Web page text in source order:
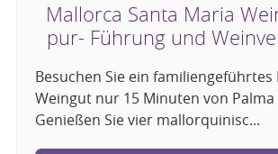
Mallorca Santa Maria
pur- Führung und
Besuchen Sie ein
Weingut nur 15 Minuten von
Genießen Sie vier mallorquinisc...